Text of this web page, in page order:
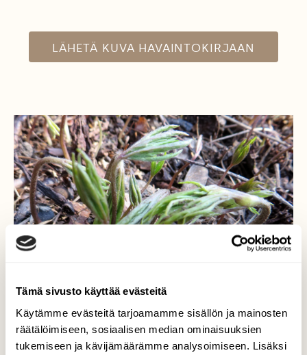
Tämä sivusto käyttää evästeitä
Käytämme evästeitä tarjoamamme sisällön ja mainosten
räätälöimiseen, sosiaalisen median ominaisuuksien
tukemiseen ja kävijämäärämme analysoimiseen. Lisäksi
LÄHETÄ KUVA HAVAINTOKIRJAAN